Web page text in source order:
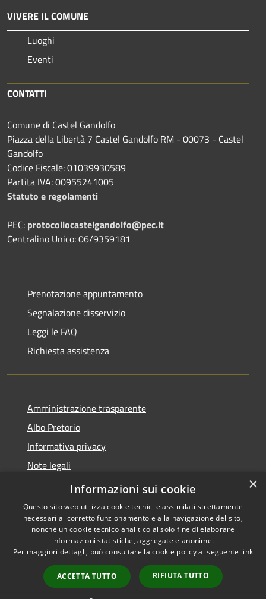
VIVERE IL COMUNE
Luoghi
Eventi
CONTATTI
Comune di Castel Gandolfo
Piazza della Libertà 7 Castel Gandolfo RM - 00073 - Castel
Gandolfo
Codice Fiscale: 01039930589
Partita IVA: 00955241005
Statuto e regolamenti
PEC: protocollocastelgandolfo@pec.it
Centralino Unico: 06/9359181
Prenotazione appuntamento
Segnalazione disservizio
Leggi le FAQ
Richiesta assistenza
Amministrazione trasparente
Albo Pretorio
Informativa privacy
Note legali
Dichiarazione di accessibilità
Accessibilità
Copyright © 2026 • Comune di
Castel Gandolfo • Powered by
Municipium•
Accesso
redazione
×
Informazioni sui cookie
Questo sito web utilizza cookie tecnici e assimilati strettamente
necessari al corretto funzionamento e alla navigazione del sito,
nonché un cookie tecnico analitico al solo fine di elaborare
informazioni statistiche, aggregate e anonime.
Per maggiori dettagli, può consultare la cookie policy al seguente link
ACCETTA TUTTO RIFIUTA TUTTO